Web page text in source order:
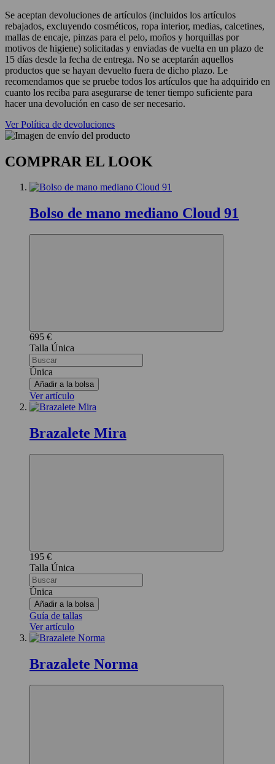
Se aceptan devoluciones de artículos (incluidos los artículos
rebajados, excluyendo cosméticos, ropa interior, medias, calcetines,
mallas de encaje, pinzas para el pelo, moños y horquillas por
motivos de higiene) solicitadas y enviadas de vuelta en un plazo de
15 días desde la fecha de entrega. No se aceptarán aquellos
productos que se hayan devuelto fuera de dicho plazo. Le
recomendamos que se pruebe todos los artículos que ha adquirido en
cuanto los reciba para asegurarse de tener tiempo suficiente para
hacer una devolución en caso de ser necesario.
Ver Política de devoluciones
COMPRAR EL LOOK
Bolso de mano mediano Cloud 91
695 €
Única
Única
Añadir a la bolsa
Ver artículo
Brazalete Mira
195 €
Única
Única
Añadir a la bolsa
Guía de tallas
Ver artículo
Brazalete Norma